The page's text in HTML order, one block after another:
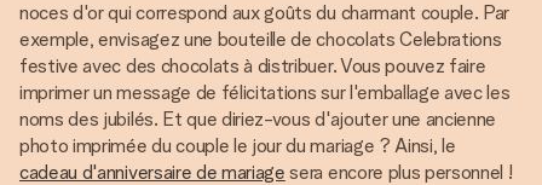
noces d'or qui correspond aux goûts du charmant couple. Par
exemple, envisagez une bouteille de chocolats Celebrations
festive avec des chocolats à distribuer. Vous pouvez faire
imprimer un message de félicitations sur l'emballage avec les
noms des jubilés. Et que diriez-vous d'ajouter une ancienne
photo imprimée du couple le jour du mariage ? Ainsi, le
cadeau d'anniversaire de mariage sera encore plus personnel !